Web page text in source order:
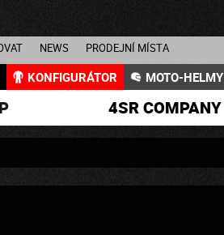
NEWS PRODEJNÍ MÍSTA
KONFIGURÁTOR MOTO-HELMY
4SR COMPANY